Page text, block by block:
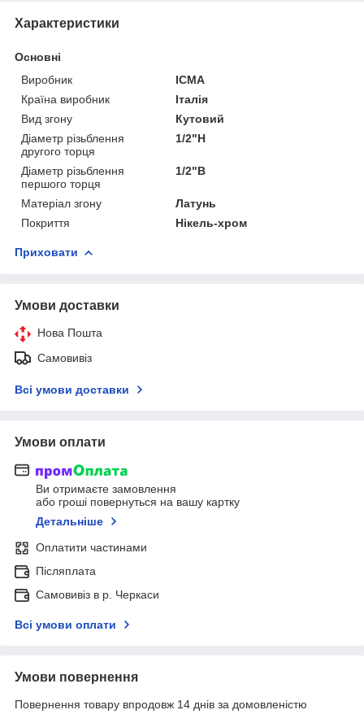
Характеристики
Основні
Виробник
ICMA
Країна виробник
Італія
Вид згону
Кутовий
Діаметр різьблення
другого торця
1/2"Н
Діаметр різьблення
першого торця
1/2"В
Матеріал згону
Латунь
Покриття
Нікель-хром
Приховати
Умови доставки
Нова Пошта
Самовивіз
Всі умови доставки
Умови оплати
Ви отримаєте замовлення
або гроші повернуться на вашу картку
Детальніше
Оплатити частинами
Післяплата
Самовивіз в р. Черкаси
Всі умови оплати
Умови повернення
Повернення товару впродовж 14 днів за домовленістю